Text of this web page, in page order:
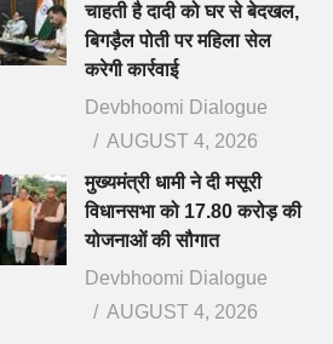
चाहती है दादी को घर से बेदखल,
बिगड़ैल पोती पर महिला सेल
करेगी कार्रवाई
Devbhoomi Dialogue
AUGUST 4, 2026
मुख्यमंत्री धामी ने दी मसूरी
विधानसभा को 17.80 करोड़ की
योजनाओं की सौगात
Devbhoomi Dialogue
AUGUST 4, 2026